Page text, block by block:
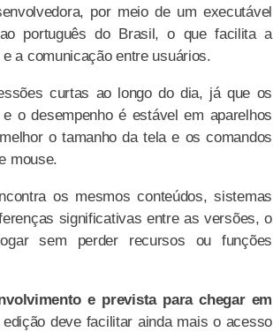
por meio de um executável
português do Brasil, o que facilita a
a comunicação entre usuários.
curtas ao longo do dia, já que os
o desempenho é estável em aparelhos
o tamanho da tela e os comandos
mouse.
os mesmos conteúdos, sistemas
significativas entre as versões, o
sem perder recursos ou funções
e prevista para chegar em
deve facilitar ainda mais o acesso